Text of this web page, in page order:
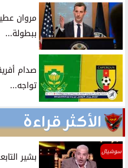
ببطولة...
صدام
تواجه...
الأكثر قراءة
سوشيال
بشير